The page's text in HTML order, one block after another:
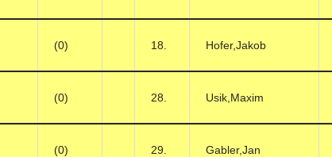
(0) 18. Hofer,Jakob
(0) 28. Usik,Maxim
(0) 29. Gabler,Jan